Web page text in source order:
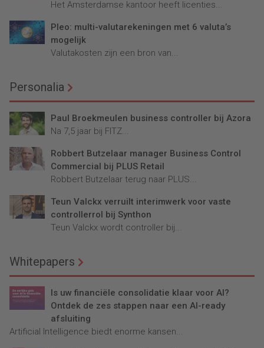
Het Amsterdamse kantoor heeft licenties...
Pleo: multi-valutarekeningen met 6 valuta’s
mogelijk
Valutakosten zijn een bron van...
Personalia
Paul Broekmeulen business controller bij Azora
Na 7,5 jaar bij FITZ...
Robbert Butzelaar manager Business Control
Commercial bij PLUS Retail
Robbert Butzelaar terug naar PLUS...
Teun Valckx verruilt interimwerk voor vaste
controllerrol bij Synthon
Teun Valckx wordt controller bij...
Whitepapers
Is uw financiële consolidatie klaar voor AI?
Ontdek de zes stappen naar een AI-ready
afsluiting
Artificial Intelligence biedt enorme kansen...